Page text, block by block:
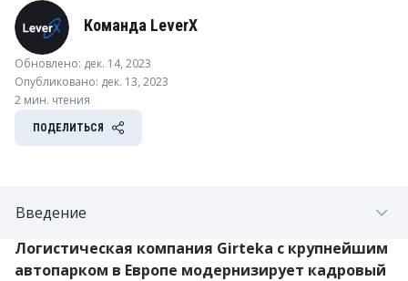
Команда LeverX
Обновлено: дек. 14, 2023
Опубликовано: дек. 13, 2023
2 мин. чтения
ПОДЕЛИТЬСЯ
Логистическая компания Girteka с крупнейшим
автопарком в Европе модернизирует кадровый
Введение